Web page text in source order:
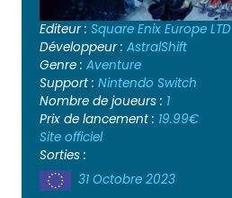
Editeur : Square Enix Europe LTD
Développeur : AstralShift
Genre : Aventure
Support : Nintendo Switch
Nombre de joueurs : 1
Prix de lancement : 19.99€
Site officiel
Sorties :
31 Octobre 2023